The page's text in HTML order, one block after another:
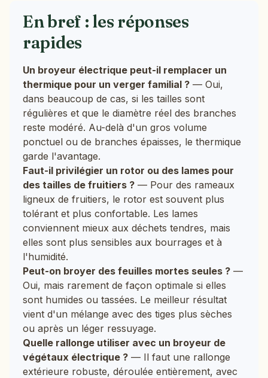
En bref : les réponses
rapides
Un broyeur électrique peut-il remplacer un
thermique pour un verger familial ? — Oui,
dans beaucoup de cas, si les tailles sont
régulières et que le diamètre réel des branches
reste modéré. Au-delà d'un gros volume
ponctuel ou de branches épaisses, le thermique
garde l'avantage.
Faut-il privilégier un rotor ou des lames pour
des tailles de fruitiers ? — Pour des rameaux
ligneux de fruitiers, le rotor est souvent plus
tolérant et plus confortable. Les lames
conviennent mieux aux déchets tendres, mais
elles sont plus sensibles aux bourrages et à
l'humidité.
Peut-on broyer des feuilles mortes seules ? —
Oui, mais rarement de façon optimale si elles
sont humides ou tassées. Le meilleur résultat
vient d'un mélange avec des tiges plus sèches
ou après un léger ressuyage.
Quelle rallonge utiliser avec un broyeur de
végétaux électrique ? — Il faut une rallonge
extérieure robuste, déroulée entièrement, avec